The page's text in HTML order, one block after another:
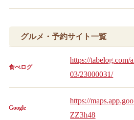
グルメ・予約サイト一覧
食べログ
https://tabelog.com/
03/23000031/
Google
https://
ZZ3h48